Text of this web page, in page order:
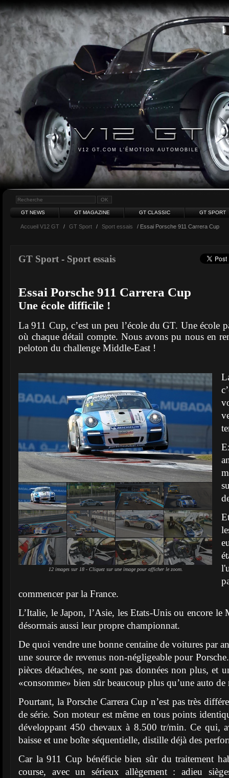
V12 GT.COM L'ÉMOTION AUTOMOBILE
GT NEWS GT MAGAZINE GT CLASSIC GT SPORT
Accueil V12 GT / GT Sport / Sport essais / Essai Porsche 911 Carrera Cup
GT Sport - Sport essais
Essai Porsche 911 Carrera Cup
Une école difficile !
La 911 Cup, c’est un peu l’école du GT. Une école
où chaque détail compte. Nous avons pu nous en
peloton du challenge Middle-East !
12 images sur 18 - Cliquez sur une image pour afficher le zoom.
commencer par la France.
L’Italie, le Japon, l’Asie, les Etats-Unis ou encore
désormais aussi leur propre championnat.
De quoi vendre une bonne centaine de voitures par
une source de revenus non-négligeable pour
pièces détachées, ne sont pas données non plus, et
«consomme» bien sûr beaucoup plus qu’une auto de
Pourtant, la Porsche Carrera Cup n’est pas très
de série. Son moteur est même en tous points
développant 450 chevaux à 8.500 tr/min. Ce qui,
baisse et une boîte séquentielle, distille déjà des
Car la 911 Cup bénéficie bien sûr du traitement
course, avec un sérieux allègement : adieu